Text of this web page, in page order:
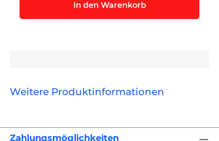
In den Warenkorb
Weitere Produktinformationen
Zahlungsmöglichkeiten